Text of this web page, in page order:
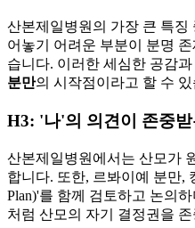
산본제일병원의 가장 큰 특징
어놓기 어려운 부분이 분명
습니다. 이러한 세심한 공감
분만의 시작점이라고 할 수 있
H3: '나'의 의견이 존중받
산본제일병원에서는 산모가
합니다. 또한, 르봐이예 분만,
Plan)'를 함께 검토하고 논의
처럼 산모의 자기 결정권을